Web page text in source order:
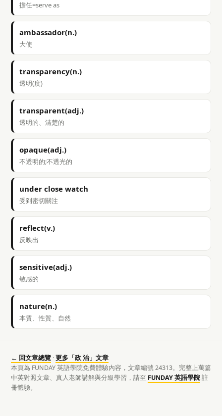
擔任=serve as
ambassador(n.)
大使
transparency(n.)
透明(度)
transparent(adj.)
透明的、清楚的
opaque(adj.)
不透明的;不透光的
under close watch
受到密切關注
reflect(v.)
反映出
sensitive(adj.)
敏感的
nature(n.)
本質、性質、自然
← 回文章總覽 ·更多「政 治」文章
本頁為 FUNDAY 英語學院免費體驗內容，文章編號 24313。完整上萬篇
中英對照文章、真人老師講解與分級學習，請至 FUNDAY 英語學院註
冊體驗。